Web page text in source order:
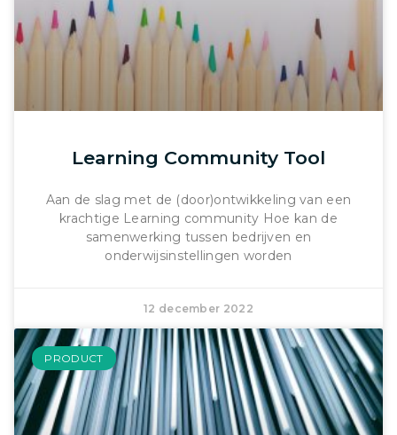
Learning Community Tool
Aan de slag met de (door)ontwikkeling van een
krachtige Learning community Hoe kan de
samenwerking tussen bedrijven en
onderwijsinstellingen worden
12 december 2022
PRODUCT